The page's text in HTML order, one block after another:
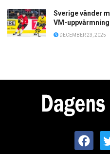
Sverige vänder
VM-uppvärmning
DECEMBER 23, 2025